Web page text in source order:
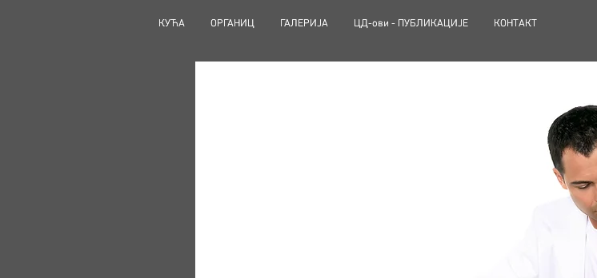
КУЋА ОРГАНИЦ ГАЛЕРИЈА ЦД-ови - ПУБЛИКАЦИЈЕ КОНТАКТ
КУЋА ОРГАНИЦ ГАЛЕРИЈА ЦД-ови - ПУБЛИКАЦИЈЕ КОНТАКТ